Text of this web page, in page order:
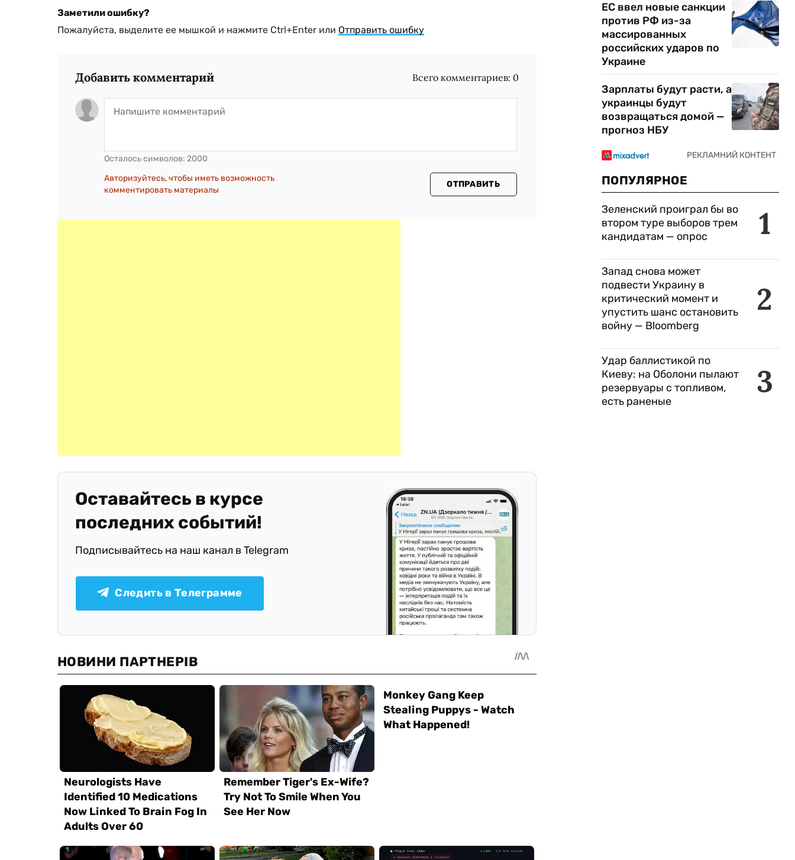
Заметили ошибку?
Пожалуйста, выделите ее мышкой и нажмите Ctrl+Enter или Отправить ошибку
Добавить комментарий Всего комментариев: 0
Осталось символов: 2000
Авторизуйтесь, чтобы иметь возможность
комментировать материалы
ОТПРАВИТЬ
Оставайтесь в курсе
последних событий!
Подписывайтесь на наш канал в Telegram
Следить в Телеграмме
ЕС ввел новые санкции
против РФ из-за
массированных
российских ударов по
Украине
Зарплаты будут расти, а
украинцы будут
возвращаться домой —
прогноз НБУ
ПОПУЛЯРНОЕ
1
Зеленский проиграл бы во
втором туре выборов трем
кандидатам — опрос
2
Запад снова может
подвести Украину в
критический момент и
упустить шанс остановить
войну — Bloomberg
3
Удар баллистикой по
Киеву: на Оболони пылают
резервуары с топливом,
есть раненые